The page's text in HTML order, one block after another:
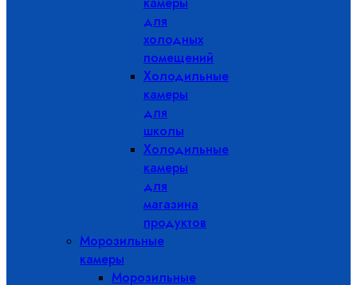
для
холодных
помещений
Холодильные
камеры
для
школы
Холодильные
камеры
для
магазина
продуктов
Морозильные
камеры
Морозильные